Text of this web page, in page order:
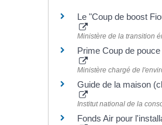
Le "Coup de boost
Ministère de la transition
Prime Coup de
Ministère chargé de
Guide de la maison
Institut national de la
Fonds Air pour